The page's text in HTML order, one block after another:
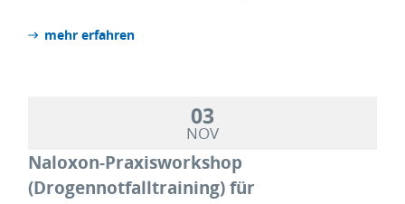
mehr erfahren
03
NOV
Naloxon-Praxisworkshop
(Drogennotfalltraining) für